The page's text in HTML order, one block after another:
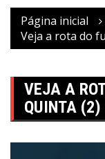
Página inicial
Veja a rota do
VEJA A
QUINTA (2)